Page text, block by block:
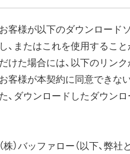
お客様が以下のダウンロード
し、またはこれを使用するこ
だけた場合には、以下のリン
お客様が本契約に同意できな
た、ダウンロードしたダウン
（株）バッファロー（以下、弊